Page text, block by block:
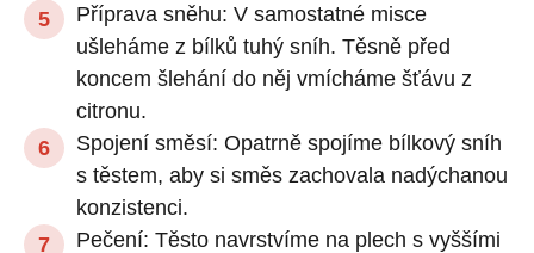
Příprava sněhu: V samostatné misce
ušleháme z bílků tuhý sníh. Těsně před
koncem šlehání do něj vmícháme šťávu z
citronu.
Spojení směsí: Opatrně spojíme bílkový sníh
s těstem, aby si směs zachovala nadýchanou
konzistenci.
Pečení: Těsto navrstvíme na plech s vyššími